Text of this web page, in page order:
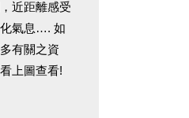
近距離感受
氣息…. 如
有關之資
上圖查看!